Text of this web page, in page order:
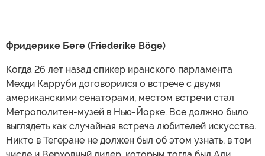
Фридерике Беге (Friederike Böge)
Когда 26 лет назад спикер иранского парламента
Мехди Карруби договорился о встрече с двумя
американскими сенаторами, местом встречи стал
Метрополитен-музей в Нью-Йорке. Все должно было
выглядеть как случайная встреча любителей искусства.
Никто в Тегеране не должен был об этом узнать, в том